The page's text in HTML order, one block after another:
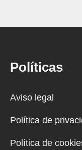
Políticas
Aviso legal
Política de
Política de